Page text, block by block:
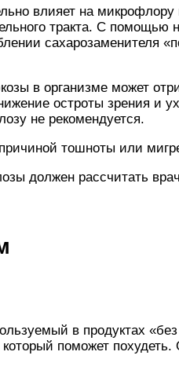
влияет на микрофлору
тракта. С помощью
сахарозаменителя
в организме может
остроты зрения и
не рекомендуется.
тошноты или
должен рассчитать
в продуктах
поможет похудеть.